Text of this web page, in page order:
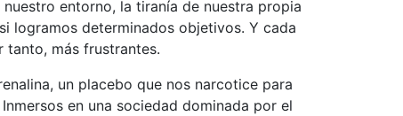
entorno, la tiranía de nuestra propia
logramos determinados objetivos. Y cada
tanto, más frustrantes.
un placebo que nos narcotice para
en una sociedad dominada por el